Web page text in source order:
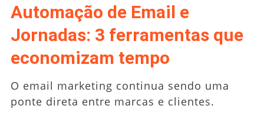
Automação de Email e
Jornadas: 3 ferramentas que
economizam tempo
O email marketing continua sendo uma
ponte direta entre marcas e clientes.